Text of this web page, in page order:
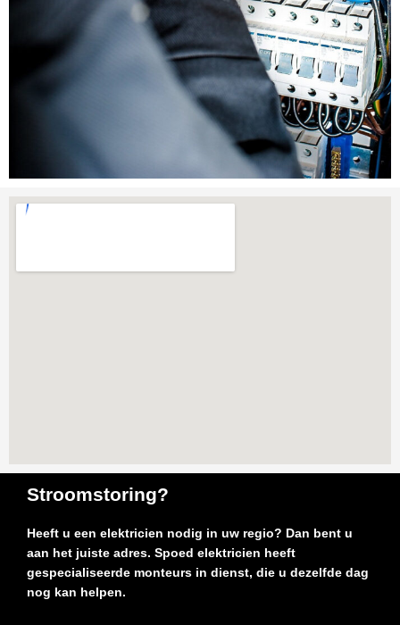
Stroomstoring?
Heeft u een elektricien nodig in uw regio? Dan bent u
aan het juiste adres. Spoed elektricien heeft
gespecialiseerde monteurs in dienst, die u dezelfde dag
nog kan helpen.